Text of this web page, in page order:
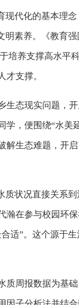
现代化的基本理
明素养。《教育强
培养支撑高水平
支撑。
生态现实问题，
学，便围绕“水美
解生态难题，开
质状况直接关系
瀚在参与校园环
适”。这个源于
质周报数据为基